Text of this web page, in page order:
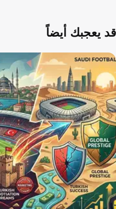
قد يعجبك أيضاً